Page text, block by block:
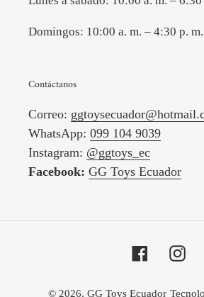
Domingos: 10:00 a. m. – 4:30 p. m.
Contáctanos
Correo:
WhatsApp: 099 104 9039
Instagram: @ggtoys_ec
Facebook: GG Toys Ecuador
Facebook
© 2026, GG Toys Ecuador